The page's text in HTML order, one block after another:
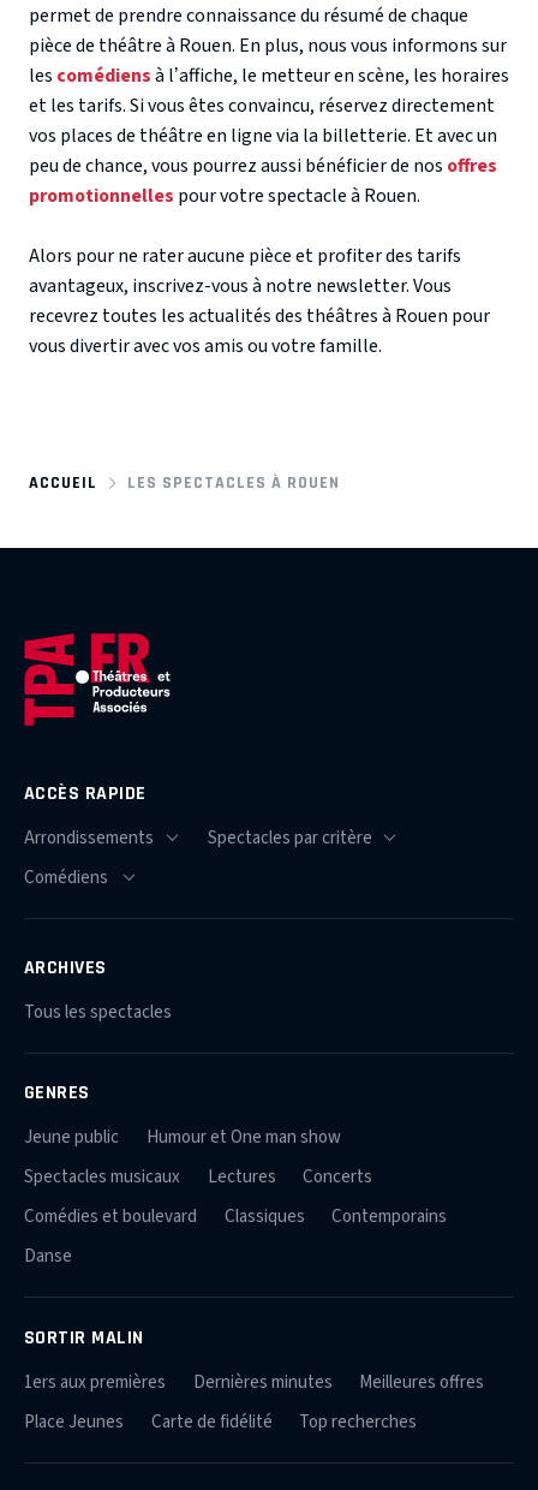
permet de prendre connaissance du résumé de chaque
pièce de théâtre à Rouen. En plus, nous vous informons sur
les comédiensà l’affiche, le metteur en scène, les horaires
et les tarifs. Si vous êtes convaincu, réservez directement
vos places de théâtre en ligne via la billetterie. Et avec un
peu de chance, vous pourrez aussi bénéficier de nos offres
promotionnelles pour votre spectacle à Rouen.
Alors pour ne rater aucune pièce et profiter des tarifs
avantageux, inscrivez-vous à notre newsletter. Vous
recevrez toutes les actualités des théâtres à Rouen pour
vous divertir avec vos amis ou votre famille.
ACCUEIL LES SPECTACLES À ROUEN
ACCÈS RAPIDE
ARCHIVES
Tous les spectacles
GENRES
Jeune public
Humour et One man show
Spectacles musicaux
Lectures
Concerts
Comédies et boulevard
Classiques
Contemporains
Danse
SORTIR MALIN
1ers aux premières Dernières minutes
Meilleures offres
Place Jeunes
Carte de fidélité Top recherches